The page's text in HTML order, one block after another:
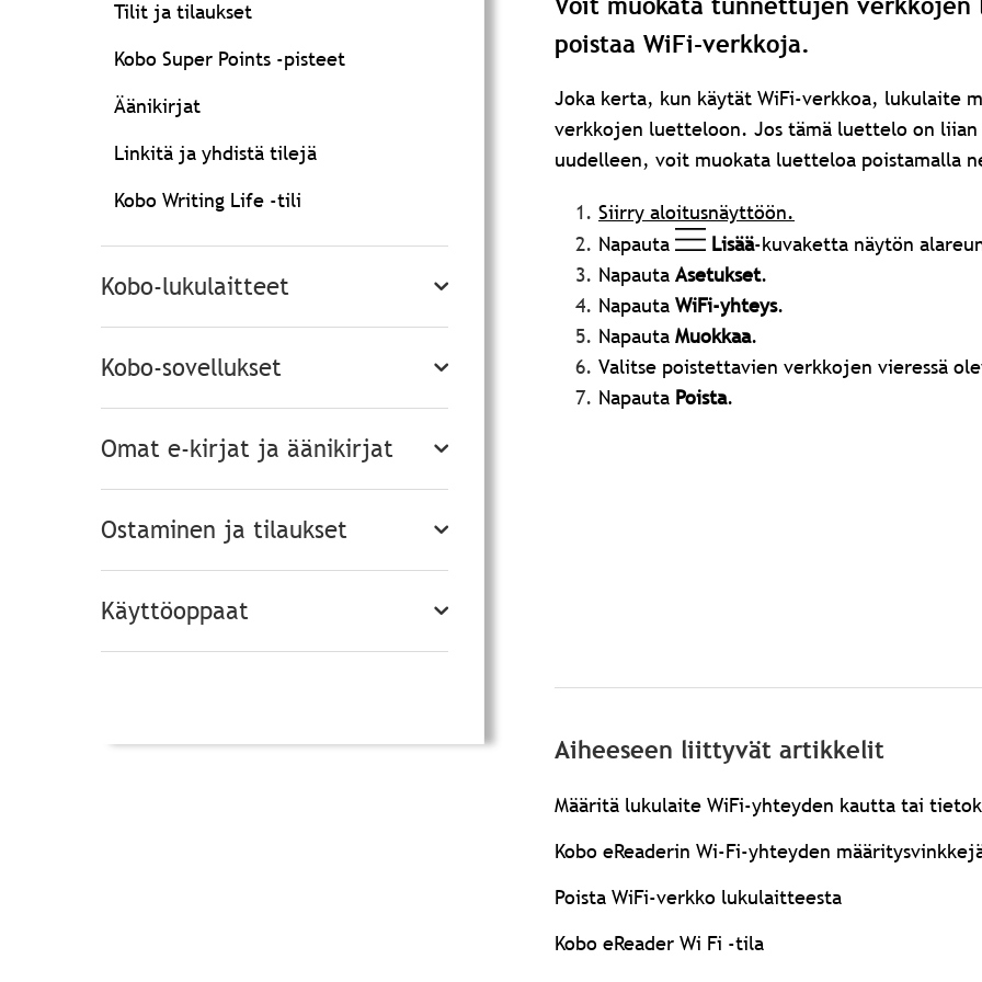
Tilit ja tilaukset
Kobo Super Points -pisteet
Äänikirjat
Linkitä ja yhdistä tilejä
Kobo Writing Life -tili
Kobo-lukulaitteet
Kobo-sovellukset
Omat e-kirjat ja äänikirjat
Ostaminen ja tilaukset
Käyttöoppaat
Voit muokata tunnettujen
poistaa WiFi-verkkoja.
Joka kerta, kun käytät WiFi-verkkoa, lukulaite
verkkojen luetteloon. Jos tämä luettelo on
uudelleen, voit muokata luetteloa poistamalla
Siirry aloitusnäyttöön.
Napauta
Lisää-kuvaketta näytön
Napauta Asetukset.
Napauta WiFi-yhteys.
Napauta Muokkaa.
Valitse poistettavien verkkojen vieressä
Napauta Poista.
Aiheeseen liittyvät artikkelit
Määritä lukulaite WiFi-yhteyden kautta tai
Kobo eReaderin Wi-Fi-yhteyden
Poista WiFi-verkko lukulaitteesta
Kobo eReader Wi Fi -tila